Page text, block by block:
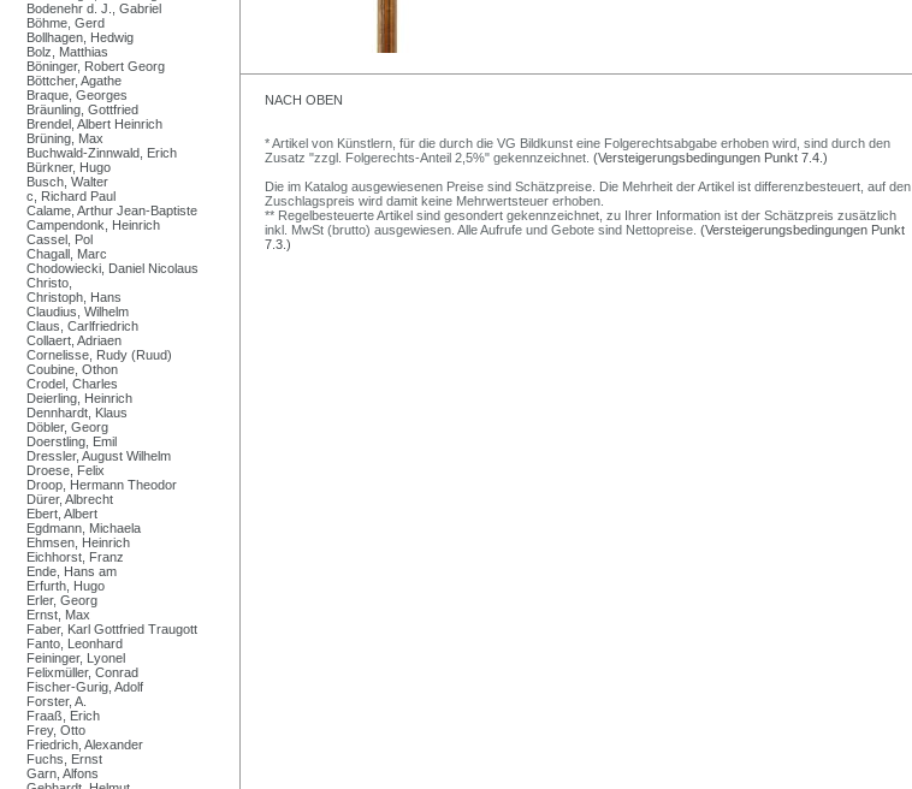
Bodenehr d. J., Gabriel
Böhme, Gerd
Bollhagen, Hedwig
Bolz, Matthias
Böninger, Robert Georg
Böttcher, Agathe
Braque, Georges
Bräunling, Gottfried
Brendel, Albert Heinrich
Brüning, Max
Buchwald-Zinnwald, Erich
Bürkner, Hugo
Busch, Walter
c, Richard Paul
Calame, Arthur Jean-Baptiste
Campendonk, Heinrich
Cassel, Pol
Chagall, Marc
Chodowiecki, Daniel Nicolaus
Christo,
Christoph, Hans
Claudius, Wilhelm
Claus, Carlfriedrich
Collaert, Adriaen
Cornelisse, Rudy (Ruud)
Coubine, Othon
Crodel, Charles
Deierling, Heinrich
Dennhardt, Klaus
Döbler, Georg
Doerstling, Emil
Dressler, August Wilhelm
Droese, Felix
Droop, Hermann Theodor
Dürer, Albrecht
Ebert, Albert
Egdmann, Michaela
Ehmsen, Heinrich
Eichhorst, Franz
Ende, Hans am
Erfurth, Hugo
Erler, Georg
Ernst, Max
Faber, Karl Gottfried Traugott
Fanto, Leonhard
Feininger, Lyonel
Felixmüller, Conrad
Fischer-Gurig, Adolf
Forster, A.
Fraaß, Erich
Frey, Otto
Friedrich, Alexander
Fuchs, Ernst
Garn, Alfons
NACH OBEN
* Artikel von Künstlern, für die durch die VG Bildkunst eine Folgerechtsabgabe erhoben wird, sind durch den
Zusatz "zzgl. Folgerechts-Anteil 2,5%" gekennzeichnet. (Versteigerungsbedingungen Punkt 7.4.)
Die im Katalog ausgewiesenen Preise sind Schätzpreise. Die Mehrheit der Artikel ist differenzbesteuert, auf den
Zuschlagspreis wird damit keine Mehrwertsteuer erhoben.
** Regelbesteuerte Artikel sind gesondert gekennzeichnet, zu Ihrer Information ist der Schätzpreis zusätzlich
inkl. MwSt (brutto) ausgewiesen. Alle Aufrufe und Gebote sind Nettopreise. (Versteigerungsbedingungen Punkt
7.3.)